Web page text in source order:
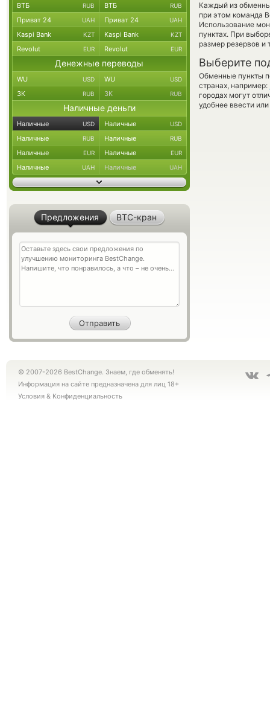
Каждый из
при этом команда
Использование
пунктах. При
размер резервов и
Выберите
Обменные пункты
странах, например:
городах могут
удобнее ввести
ВТБ RUB ВТБ RUB
Приват 24 UAH Приват 24 UAH
Kaspi Bank KZT Kaspi Bank KZT
Revolut EUR Revolut EUR
Денежные переводы
WU USD WU USD
ЗК RUB ЗК RUB
Наличные деньги
Наличные USD Наличные USD
Наличные RUB Наличные RUB
Наличные EUR Наличные EUR
Наличные UAH Наличные UAH
Предложения BTC-кран
© 2007-2026 BestChange. Знаем, где обменять!
Информация на сайте предназначена для лиц 18+
Условия & Конфиденциальность